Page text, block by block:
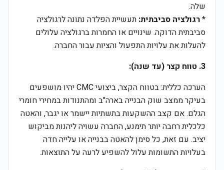
שלה.
*רגולציה סביבתית: תעשיית הפלדה נתונה לרגולציה
סביבתית הדוקה. שינויים או החמרות ברגולציה עלולים
להעלות את עלויות התפעול והציות עבור החברה.
3. טווח קצר (עד שנה):
הערכה כללית: בטווח הקצר, ביצועי CMC יהיו מושפעים
בעיקר ממצב שוק הבנייה בארה"ב ומהתנודות במחירי חומרי
הגלם. אם קצב ההשקעות בתשתיות יישמר או יגבר, והאטה
כלכלית רחבה יותר תימנע, החברה עשויה ליהנות מביקוש
יציב. עם זאת, כל סימן להאטה בבנייה או עלייה חדה
בעלויות התשומות עלול להשפיע לרעה על התוצאות.